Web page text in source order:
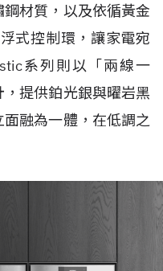
材質，以及依循黃金
式控制環，讓家電宛
系列則以「兩線一
提供鉑光銀與曜岩黑
融為一體，在低調之